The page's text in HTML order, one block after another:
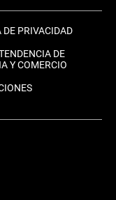
DE PRIVACIDAD
DE
Y COMERCIO